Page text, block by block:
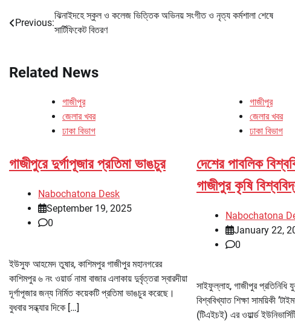
Post
Previous:
ঝিনাইদহে স্কুল ও কলেজ ভিত্তিক অভিনয় সংগীত ও নৃত্য কর্মশালা শেষে
সার্টিফিকেট বিতরণ
Related News
গাজীপুর
জেলার খবর
ঢাকা বিভাগ
গাজীপুরে দুর্গাপূজার প্রতিমা ভাঙচুর
Nabochatona Desk
September 19, 2025
0
ইউসুফ আহমেদ তুষার, কাশিমপুর গাজীপুর মহানগরের
কাশিমপুর ৬ নং ওয়ার্ড নামা বাজার এলাকায় দুর্বৃত্তরা স্বারদীয়া
দূর্গাপূজার জন্য নির্মিত কয়েকটি প্রতিমা ভাঙচুর করেছে।
বুধবার সন্ধ্যার দিকে […]
গাজীপুর
জেলার খবর
ঢাকা বিভাগ
দেশের পাবলিক
গাজীপুর কৃষি
Nabochatona
January 22,
0
সাইফুল্লাহ, গাজীপুর প্রতিনিধি
বিশ্ববিখ্যাত শিক্ষা সাময়িকী
(টিএইচই) এর ওয়ার্ল্ড